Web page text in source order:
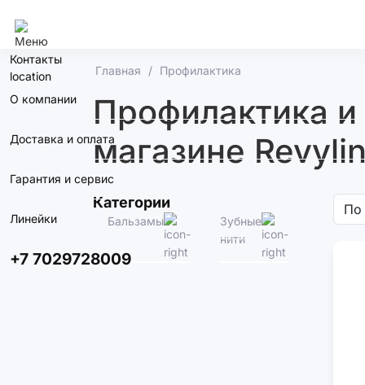
Контакты
О компании
Доставка и оплата
Гарантия и сервис
Линейки
+7 7029728009
Главная Профилактика
Профилактика
магазине
Категории
Бальзамы
Зубные
нити